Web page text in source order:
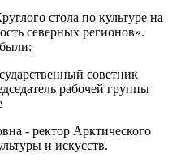
стола по культуре на
северных регионов».
советник
рабочей группы
- ректор Арктического
и искусств.